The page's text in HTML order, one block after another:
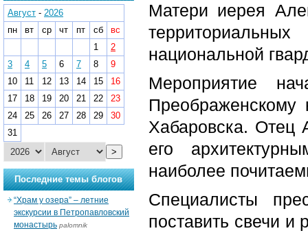
Матери иерея
национальной
Мероприятие
Хабаровска. Отец
его
наиболее
Специалисты
поставить свечи
Август - 2026
пн
вт ср чт пт сб
вс
1
2
3
4 5 6 7 8
9
10
11 12 13 14 15
16
17
18 19 20 21 22
23
24
25 26 27 28 29
30
31
>
Последние темы блогов
“Храм у озера” – летние
экскурсии в Петропавловский
монастырь palomnik